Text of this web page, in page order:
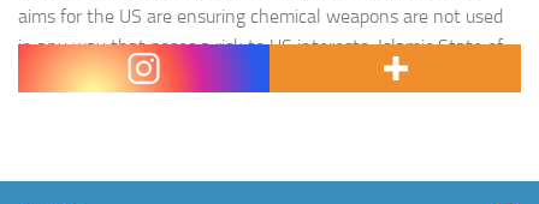
aims for the US are ensuring chemical weapons are not used
in any way that poses a risk to US interests; Islamic State of
Iraq and the Levant…